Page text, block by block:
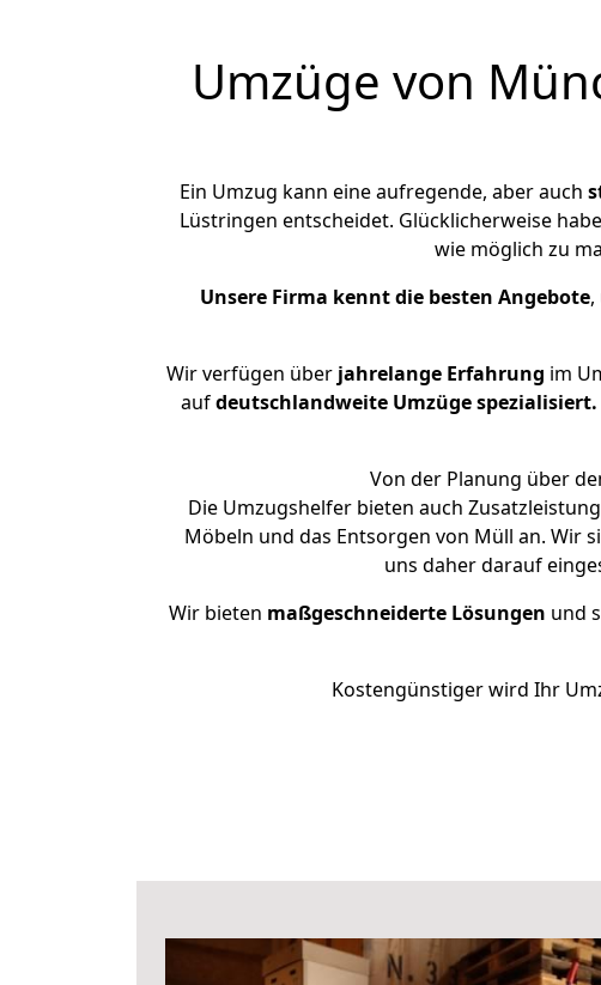
Umzüge von
Ein Umzug kann eine aufregende, aber auch
Lüstringen entscheidet. Glücklicherweise
wie möglich zu
Unsere Firma kennt die besten Angebote,
Wir verfügen über jahrelange Erfahrung im
aufdeutschlandweite Umzüge spezialisiert.
Von der Planung über
Die Umzugshelfer bieten auch
Möbeln und das Entsorgen von Müll an. Wir
uns daher darauf
Wir bieten maßgeschneiderte Lösungen und
Kostengünstiger wird Ihr